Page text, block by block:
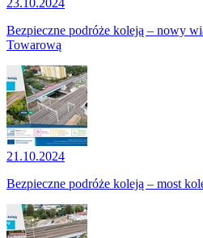
Bezpieczne podróże koleją – nowy
Towarową
21.10.2024
Bezpieczne podróże koleją – most